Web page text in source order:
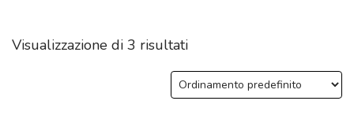
Visualizzazione di 3 risultati